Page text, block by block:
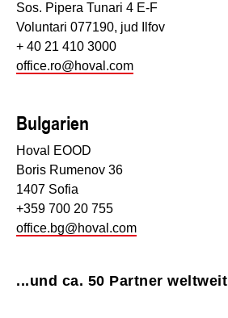
Sos. Pipera Tunari 4 E-F
Voluntari 077190, jud Ilfov
+ 40 21 410 3000
office.ro@hoval.com
Bulgarien
Hoval EOOD
Boris Rumenov 36
1407 Sofia
+359 700 20 755
office.bg@hoval.com
...und ca. 50 Partner weltweit